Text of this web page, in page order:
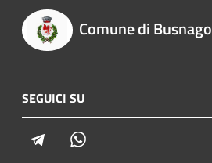
Comune di Busnago
SEGUICI SU
Telegram